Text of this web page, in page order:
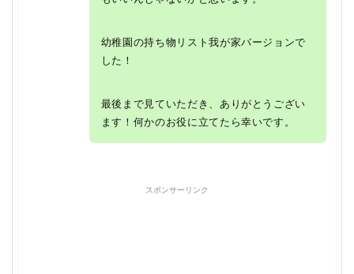
幼稚園の持ち物リスト我が家バージョンで
した！
最後まで見ていただき、ありがとうござい
ます！何かのお役に立てたら幸いです。
スポンサーリンク